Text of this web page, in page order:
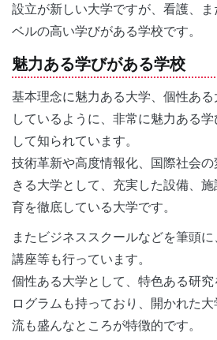
設立が新しい大学ですが、看護、
ベルの高い学びがある学校です。
魅力ある学びがある学校
基本理念に魅力ある大学、個性あ
しているように、非常に魅力ある
して知られています。
技術革新や高度情報化、国際社会
きる大学として、充実した設備、
育を徹底している大学です。
またビジネススクールなどを筆頭
講座等も行っています。
個性ある大学として、特色ある研
ログラムも持っており、開かれた
流も盛んなところが特徴的です。